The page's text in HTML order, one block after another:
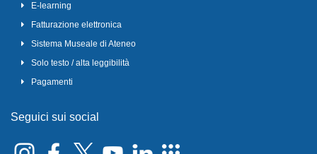
E-learning
Fatturazione elettronica
Sistema Museale di Ateneo
Solo testo / alta leggibilità
Pagamenti
Seguici sui social